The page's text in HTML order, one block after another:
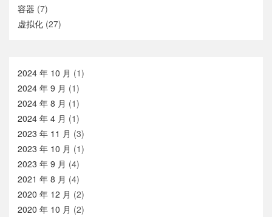
容器 (7)
虚拟化 (27)
2024 年 10 月 (1)
2024 年 9 月 (1)
2024 年 8 月 (1)
2024 年 4 月 (1)
2023 年 11 月 (3)
2023 年 10 月 (1)
2023 年 9 月 (4)
2021 年 8 月 (4)
2020 年 12 月 (2)
2020 年 10 月 (2)